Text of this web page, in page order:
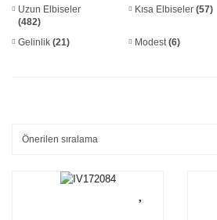
Uzun Elbiseler
(482)
Kısa Elbiseler(57)
Gelinlik (21) Modest(6)